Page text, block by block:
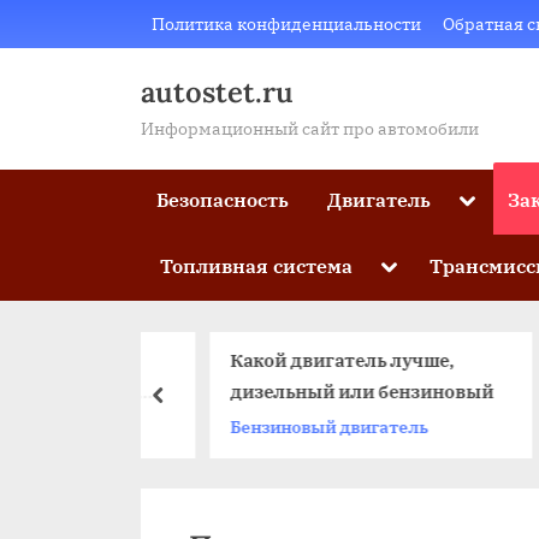
to
Политика конфиденциальности Обратная
autostet.ru
Информационный сайт про автомобили
Безопасность Двигатель Toggle
menu
Топливная система Toggle
menu
Какой двигатель лучше,
дизельный или бензиновый
Бензиновый двигатель
пред